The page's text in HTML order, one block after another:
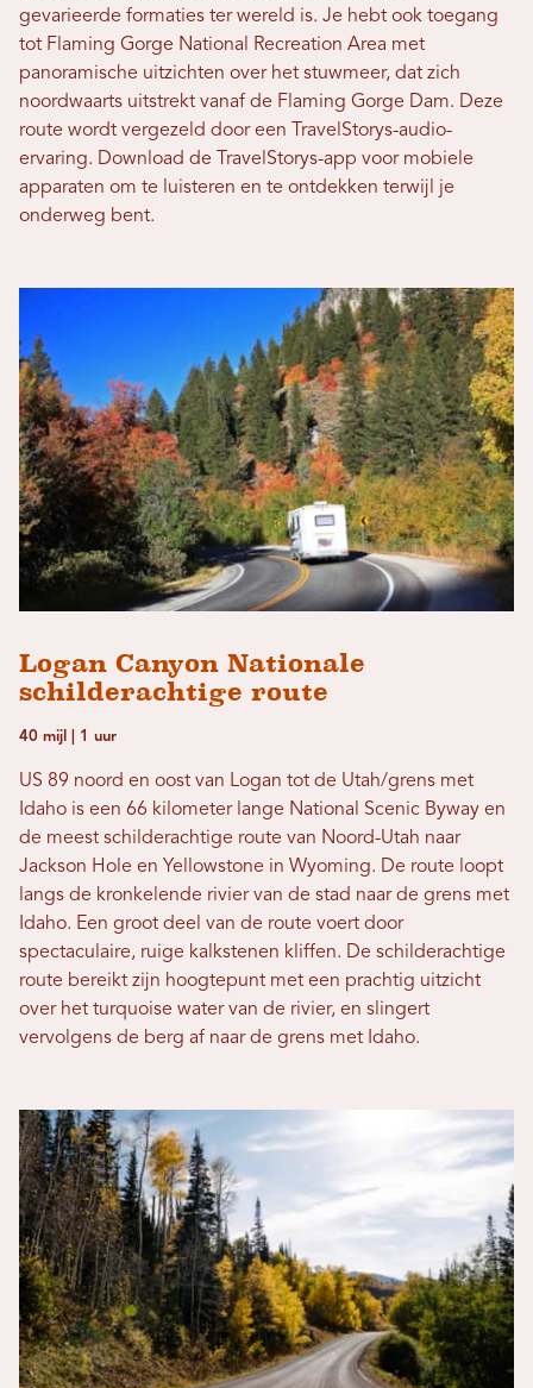
gevarieerde formaties ter wereld is. Je hebt ook toegang
tot Flaming Gorge National Recreation Area met
panoramische uitzichten over het stuwmeer, dat zich
noordwaarts uitstrekt vanaf de Flaming Gorge Dam. Deze
route wordt vergezeld door een TravelStorys-audio-
ervaring. Download de TravelStorys-app voor mobiele
apparaten om te luisteren en te ontdekken terwijl je
onderweg bent.
Logan Canyon Nationale
schilderachtige route
40 mijl | 1 uur
US 89 noord en oost van Logan tot de Utah/grens met
Idaho is een 66 kilometer lange National Scenic Byway en
de meest schilderachtige route van Noord-Utah naar
Jackson Hole en Yellowstone in Wyoming. De route loopt
langs de kronkelende rivier van de stad naar de grens met
Idaho. Een groot deel van de route voert door
spectaculaire, ruige kalkstenen kliffen. De schilderachtige
route bereikt zijn hoogtepunt met een prachtig uitzicht
over het turquoise water van de rivier, en slingert
vervolgens de berg af naar de grens met Idaho.